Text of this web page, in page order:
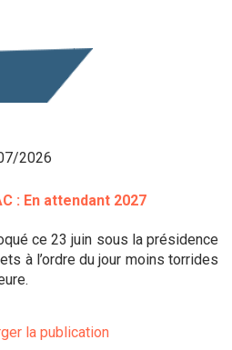
2026
: En attendant 2027
ce 23 juin sous la présidence
à l’ordre du jour moins torrides
la publication